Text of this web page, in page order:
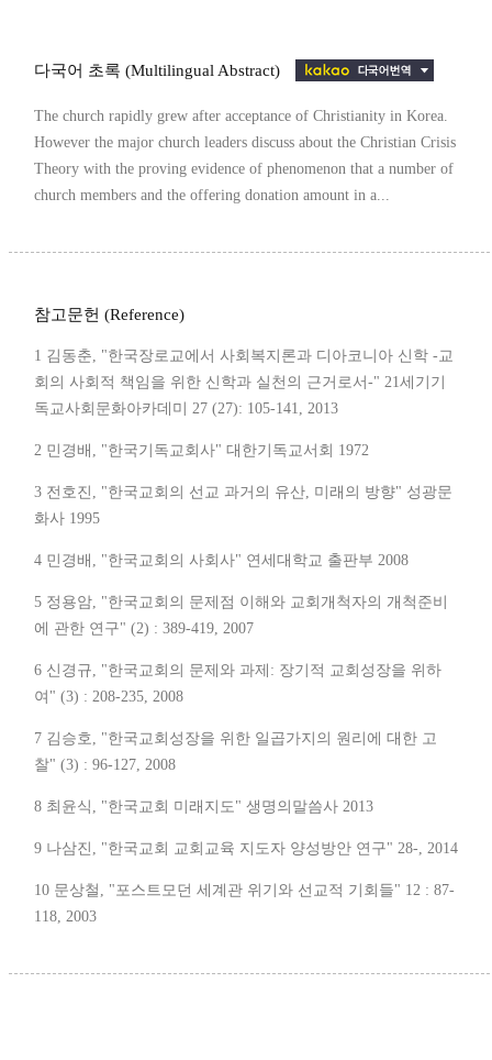
다국어 초록 (Multilingual Abstract)
The church rapidly grew after acceptance of Christianity in Korea.
However the major church leaders discuss about the Christian Crisis
Theory with the proving evidence of phenomenon that a number of
church members and the offering donation amount in a...
참고문헌 (Reference)
1 김동춘, "한국장로교에서 사회복지론과 디아코니아 신학 -교
회의 사회적 책임을 위한 신학과 실천의 근거로서-" 21세기기
독교사회문화아카데미 27 (27): 105-141, 2013
2 민경배, "한국기독교회사" 대한기독교서회 1972
3 전호진, "한국교회의 선교 과거의 유산, 미래의 방향" 성광문
화사 1995
4 민경배, "한국교회의 사회사" 연세대학교 출판부 2008
5 정용암, "한국교회의 문제점 이해와 교회개척자의 개척준비
에 관한 연구" (2) : 389-419, 2007
6 신경규, "한국교회의 문제와 과제: 장기적 교회성장을 위하
여" (3) : 208-235, 2008
7 김승호, "한국교회성장을 위한 일곱가지의 원리에 대한 고
찰" (3) : 96-127, 2008
8 최윤식, "한국교회 미래지도" 생명의말씀사 2013
9 나삼진, "한국교회 교회교육 지도자 양성방안 연구" 28-, 2014
10 문상철, "포스트모던 세계관 위기와 선교적 기회들" 12 : 87-
118, 2003